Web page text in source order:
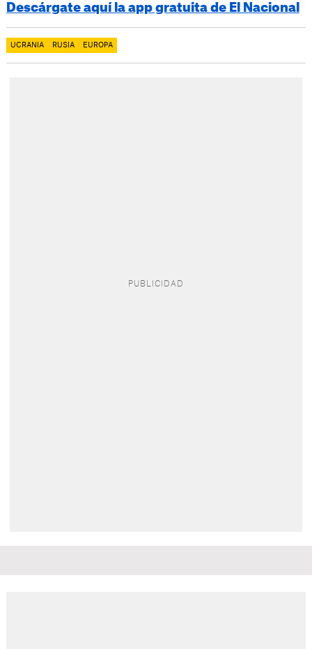
Descárgate aquí la app gratuita de El Nacional
UCRANIA RUSIA EUROPA